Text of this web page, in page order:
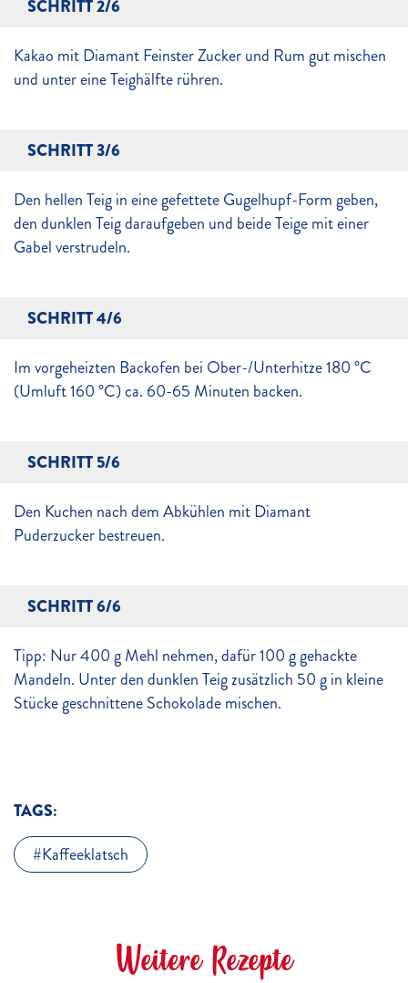
SCHRITT 2/6
Kakao mit Diamant Feinster Zucker und Rum gut mischen
und unter eine Teighälfte rühren.
SCHRITT 3/6
Den hellen Teig in eine gefettete Gugelhupf-Form geben,
den dunklen Teig daraufgeben und beide Teige mit einer
Gabel verstrudeln.
SCHRITT 4/6
Im vorgeheizten Backofen bei Ober-/Unterhitze 180 °C
(Umluft 160 °C) ca. 60-65 Minuten backen.
SCHRITT 5/6
Den Kuchen nach dem Abkühlen mit Diamant
Puderzucker bestreuen.
SCHRITT 6/6
Tipp: Nur 400 g Mehl nehmen, dafür 100 g gehackte
Mandeln. Unter den dunklen Teig zusätzlich 50 g in kleine
Stücke geschnittene Schokolade mischen.
TAGS:
Kaffeeklatsch
Weitere Rezepte